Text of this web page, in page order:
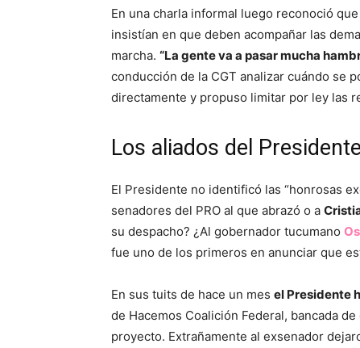
En una charla informal luego reconoció
insistían en que deben acompañar las
marcha. “La gente va a pasar mucha
conducción de la CGT analizar cuándo se
directamente y propuso limitar por ley las
Los aliados del Presidente
El Presidente no identificó las “honrosas
senadores del PRO al que abrazó o a
su despacho? ¿Al gobernador tucumano
fue uno de los primeros en anunciar que
En sus tuits de hace un mes el Presidente
de Hacemos Coalición Federal, bancada
proyecto. Extrañamente al exsenador